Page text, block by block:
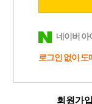
네이버 아
로그인 없이 도
회원가입